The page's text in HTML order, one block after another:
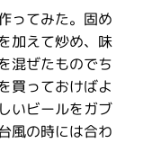
ってみた。固め
加えて炒め、味
混ぜたものでち
買っておけばよ
いビールをガブ
風の時には合わ